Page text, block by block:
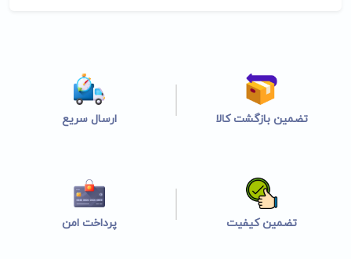
تضمین بازگشت کالا ارسال سریع
تضمین کیفیت پرداخت امن